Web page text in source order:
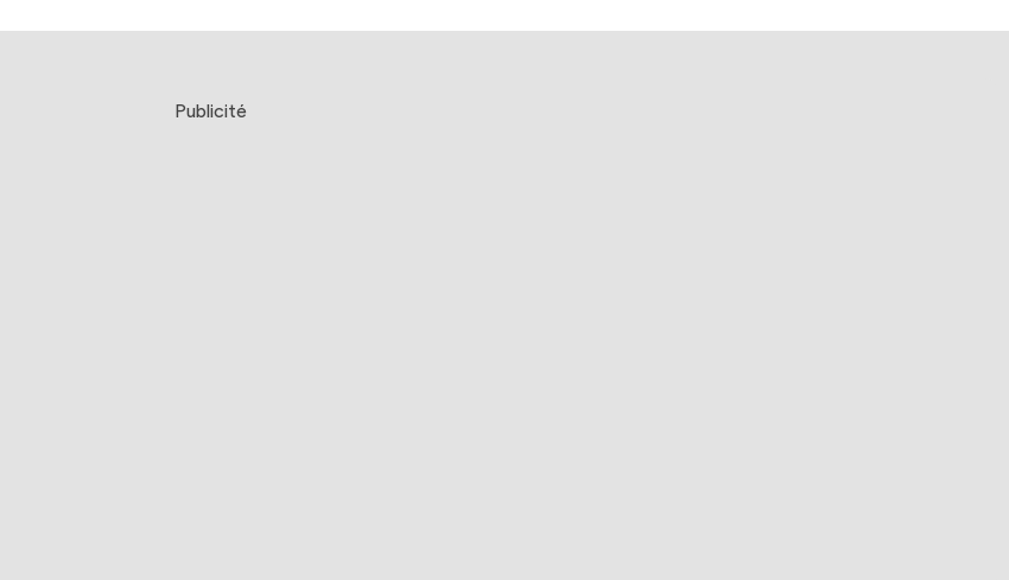
Publicité